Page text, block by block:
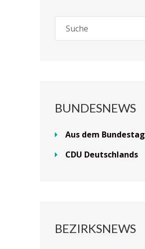
BUNDESNEWS
Aus dem Bundestag
CDU Deutschlands
BEZIRKSNEWS